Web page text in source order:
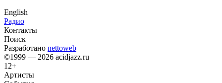
English
Радио
Контакты
Поиск
Разработано nettoweb
©1999 — 2026 acidjazz.ru
12+
Артисты